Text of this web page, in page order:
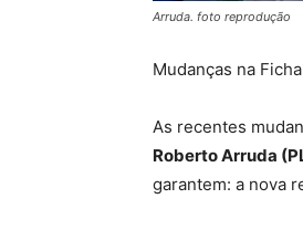
Arruda. foto reprodução
Mudanças na
As recentes
Roberto Arruda
garantem: a nova